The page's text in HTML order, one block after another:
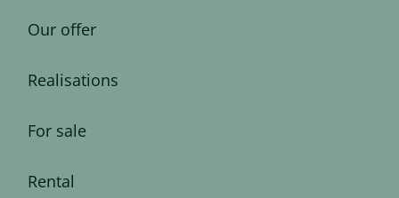
Our offer
Realisations
For sale
Rental